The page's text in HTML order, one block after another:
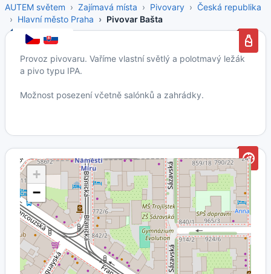
AUTEM světem Zajímavá místa Pivovary
Česká republika
Hlavní město Praha
Pivovar Bašta
Provoz pivovaru. Vaříme vlastní světlý a polotmavý ležák
a pivo typu IPA.
Možnost posezení včetně salónků a zahrádky.
+
−